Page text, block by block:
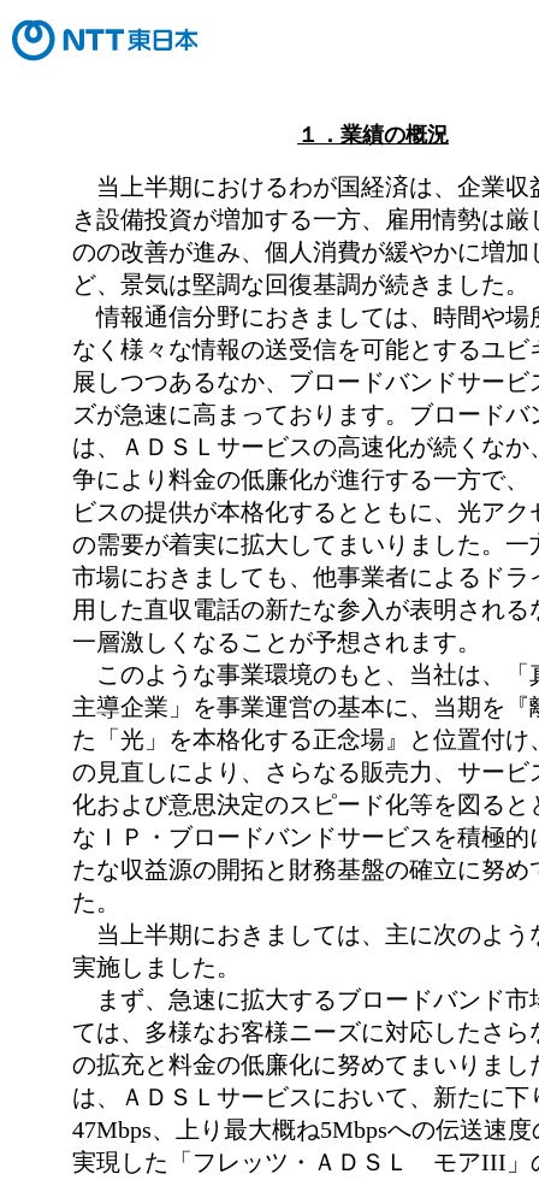
１．業績の概況
当上半期におけるわが国経済は、企業収
き設備投資が増加する一方、雇用情勢は厳
のの改善が進み、個人消費が緩やかに増加
ど、景気は堅調な回復基調が続きました。
情報通信分野におきましては、時間や場
なく様々な情報の送受信を可能とするユビ
展しつつあるなか、ブロードバンドサービ
ズが急速に高まっております。ブロードバ
は、ＡＤＳＬサービスの高速化が続くなか
争により料金の低廉化が進行する一方で、
ビスの提供が本格化するとともに、光アク
の需要が着実に拡大してまいりました。一
市場におきましても、他事業者によるドラ
用した直収電話の新たな参入が表明される
一層激しくなることが予想されます。
このような事業環境のもと、当社は、「
主導企業」を事業運営の基本に、当期を『
た「光」を本格化する正念場』と位置付け
の見直しにより、さらなる販売力、サービ
化および意思決定のスピード化等を図ると
なＩＰ・ブロードバンドサービスを積極的
たな収益源の開拓と財務基盤の確立に努め
た。
当上半期におきましては、主に次のよう
実施しました。
まず、急速に拡大するブロードバンド市
ては、多様なお客様ニーズに対応したさら
の拡充と料金の低廉化に努めてまいりまし
は、ＡＤＳＬサービスにおいて、新たに下
47Mbps、上り最大概ね5Mbpsへの伝送速
実現した「フレッツ・ＡＤＳＬ モアIII」